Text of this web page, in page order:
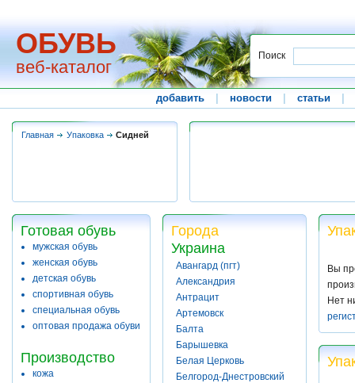
ОБУВЬ
веб-каталог
Поиск
добавить новости статьи
Главная Упаковка Сидней
Готовая обувь
мужская обувь
женская обувь
детская обувь
спортивная обувь
специальная обувь
оптовая продажа обуви
Производство
кожа
Города
Украина
Авангард (пгт)
Александрия
Антрацит
Артемовск
Балта
Барышевка
Белая Церковь
Белгород-Днестровский
Вы
Нет